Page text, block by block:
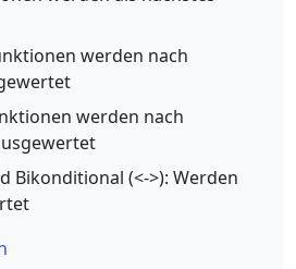
werden nach
werden nach
Bikonditional (<->): Werden